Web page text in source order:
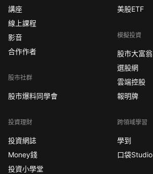
講座
線上課程
影音
合作作者
股市社群
股市爆料同學會
投資理財
投資網誌
Money錢
投資小學堂
美股ETF
模擬投資
股市大富翁
選股網
雲端控股
報明牌
跨領域學習
學到
口袋Studio